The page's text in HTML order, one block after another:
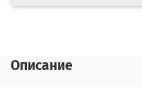
Описание